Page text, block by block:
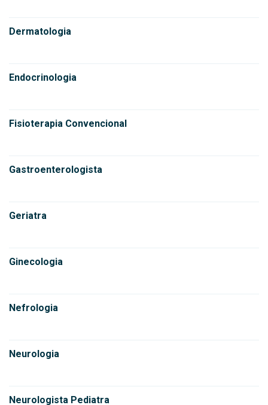
Dermatologia
Endocrinologia
Fisioterapia Convencional
Gastroenterologista
Geriatra
Ginecologia
Nefrologia
Neurologia
Neurologista Pediatra